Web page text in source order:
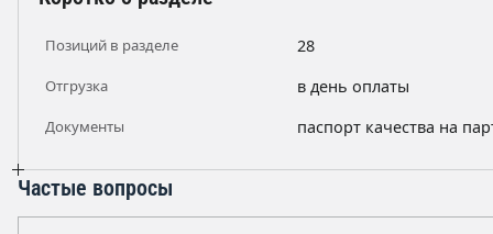
Позиций в разделе 28
Отгрузка в день оплаты
Документы паспорт качества на
Частые вопросы